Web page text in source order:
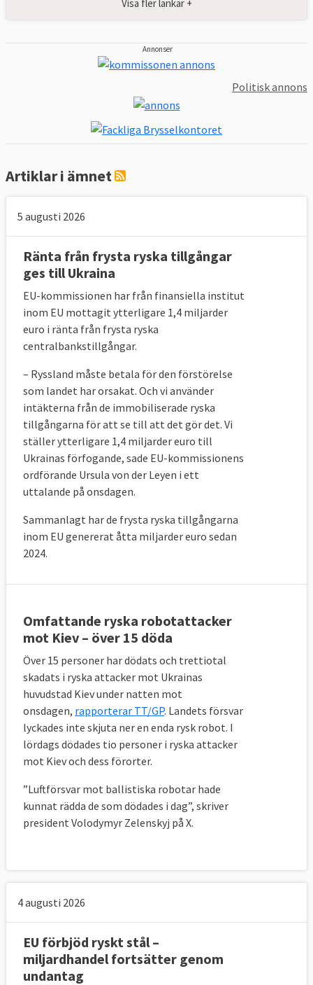
Visa fler länkar +
Annonser
Politisk annons
Artiklar i ämnet
5 augusti 2026
Ränta från frysta ryska tillgångar
ges till Ukraina
EU-kommissionen har från finansiella institut
inom EU mottagit ytterligare 1,4 miljarder
euro i ränta från frysta ryska
centralbankstillgångar.
– Ryssland måste betala för den förstörelse
som landet har orsakat. Och vi använder
intäkterna från de immobiliserade ryska
tillgångarna för att se till att det gör det. Vi
ställer ytterligare 1,4 miljarder euro till
Ukrainas förfogande, sade EU-kommissionens
ordförande Ursula von der Leyen i ett
uttalande på onsdagen.
Sammanlagt har de frysta ryska tillgångarna
inom EU genererat åtta miljarder euro sedan
2024.
Omfattande ryska robotattacker
mot Kiev – över 15 döda
Över 15 personer har dödats och trettiotal
skadats i ryska attacker mot Ukrainas
huvudstad Kiev under natten mot
onsdagen, rapporterar TT/GP. Landets försvar
lyckades inte skjuta ner en enda rysk robot. I
lördags dödades tio personer i ryska attacker
mot Kiev och dess förorter.
”Luftförsvar mot ballistiska robotar hade
kunnat rädda de som dödades i dag”, skriver
president Volodymyr Zelenskyj på X.
4 augusti 2026
EU förbjöd ryskt stål –
miljardhandel fortsätter genom
undantag